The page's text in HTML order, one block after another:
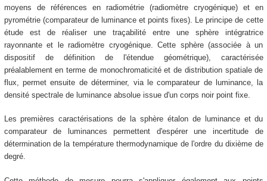
moyens de références en radiométrie (radiomètre cryogénique) et en
pyrométrie (comparateur de luminance et points fixes). Le principe de cette
étude est de réaliser une traçabilité entre une sphère intégratrice
rayonnante et le radiomètre cryogénique. Cette sphère (associée à un
dispositif de définition de l'étendue géométrique), caractérisée
préalablement en terme de monochromaticité et de distribution spatiale de
flux, permet ensuite de déterminer, via le comparateur de luminance, la
densité spectrale de luminance absolue issue d'un corps noir point fixe.
Les premières caractérisations de la sphère étalon de luminance et du
comparateur de luminances permettent d'espérer une incertitude de
détermination de la température thermodynamique de l'ordre du dixième de
degré.